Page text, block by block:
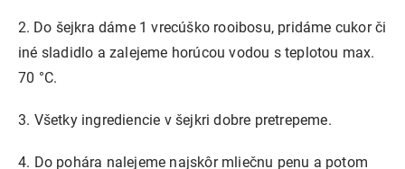
2. Do šejkra dáme 1 vrecúško rooibosu, pridáme cukor či
iné sladidlo a zalejeme horúcou vodou s teplotou max.
70 °C.
3. Všetky ingrediencie v šejkri dobre pretrepeme.
4. Do pohára nalejeme najskôr mliečnu penu a potom